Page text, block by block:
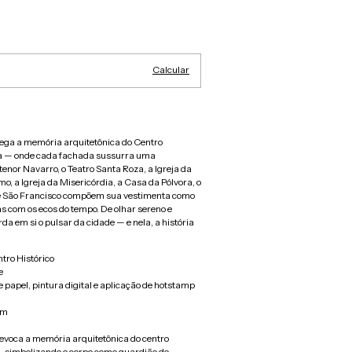
Calcular
a memória arquitetônica do Centro
— onde cada fachada sussurra uma
Navarro, o Teatro Santa Roza, a Igreja da
a Igreja da Misericórdia, a Casa da Pólvora, o
São Francisco compõem sua vestimenta como
os ecos do tempo. De olhar sereno e
em si o pulsar da cidade — e nela, a história
Histórico
papel, pintura digital e aplicação de hotstamp
a memória arquitetônica do centro